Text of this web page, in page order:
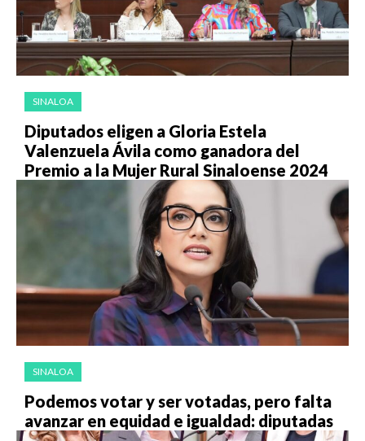
SINALOA
Diputados eligen a Gloria Estela
Valenzuela Ávila como ganadora del
Premio a la Mujer Rural Sinaloense 2024
SINALOA
Podemos votar y ser votadas, pero falta
avanzar en equidad e igualdad: diputadas